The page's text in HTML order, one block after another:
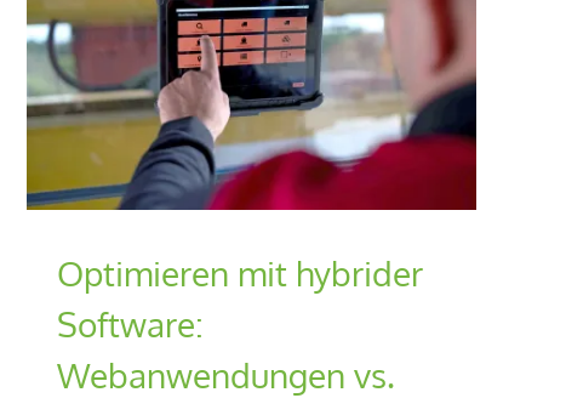
Optimieren mit hybrider
Software:
Webanwendungen vs.